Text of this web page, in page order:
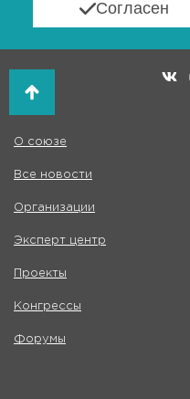
Согласен
О союзе
Все новости
Организации
Эксперт центр
Проекты
Конгрессы
Форумы